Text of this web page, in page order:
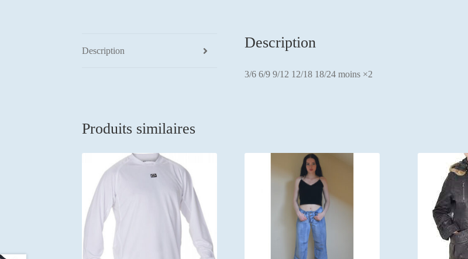
Description Description
3/6 6/9 9/12 12/18 18/24 moins ×2
Produits similaires